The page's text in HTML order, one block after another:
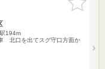
りに追加
駅194m
北口を出てスグ守口方面か